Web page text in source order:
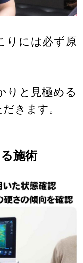
りには必ず原
りと見極める
きます。
施術